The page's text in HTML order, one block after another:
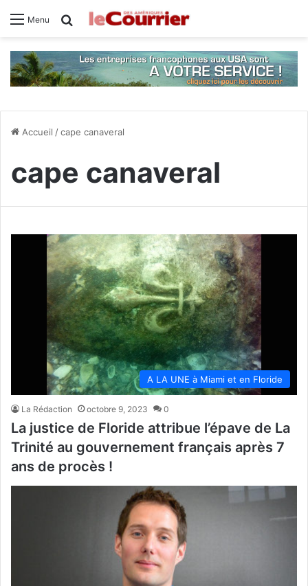
Menu Rechercher
Accueil /cape canaveral
cape canaveral
A LA UNE à Miami et en Floride
La Rédaction octobre 9, 2023 0
La justice de Floride attribue l’épave de La
Trinité au gouvernement français après 7
ans de procès !